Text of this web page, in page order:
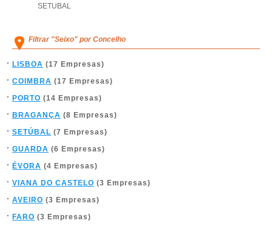
SETUBAL
Filtrar "Seixo" por Concelho
LISBOA (17 Empresas)
COIMBRA (17 Empresas)
PORTO (14 Empresas)
BRAGANÇA (8 Empresas)
SETÚBAL (7 Empresas)
GUARDA (6 Empresas)
ÉVORA (4 Empresas)
VIANA DO CASTELO (3 Empresas)
AVEIRO (3 Empresas)
FARO (3 Empresas)